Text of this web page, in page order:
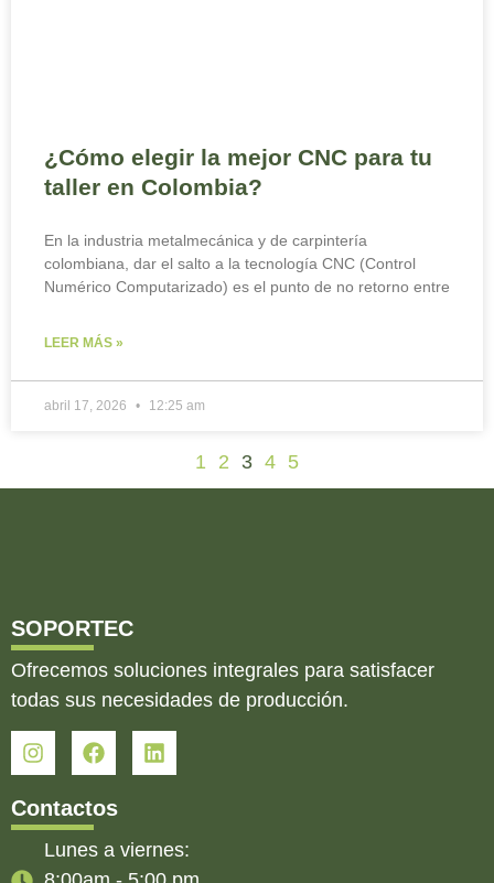
¿Cómo elegir la mejor CNC para tu
taller en Colombia?
En la industria metalmecánica y de carpintería
colombiana, dar el salto a la tecnología CNC (Control
Numérico Computarizado) es el punto de no retorno entre
LEER MÁS »
abril 17, 2026 12:25 am
1 2 3 4 5
SOPORTEC
Ofrecemos soluciones integrales para satisfacer
todas sus necesidades de producción.
Contactos
Lunes a viernes: